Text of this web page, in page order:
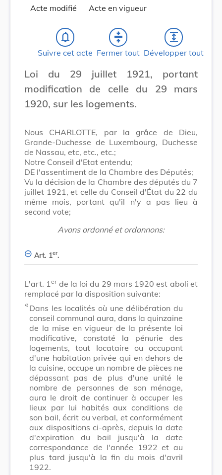
Acte modifié Acte en vigueur
notifications_none
Suivre cet acte
compress
Fermer tout
expand
Développer tout
Loi du 29 juillet 1921, portant
modification de celle du 29 mars
1920, sur les logements.
Nous CHARLOTTE, par la grâce de Dieu,
Grande-Duchesse de Luxembourg, Duchesse
de Nassau, etc, etc., etc.;
Notre Conseil d'Etat entendu;
DE l'assentiment de la Chambre des Députés;
Vu la décision de la Chambre des députés du 7
juillet 1921, et celle du Conseil d'État du 22 du
même mois, portant qu'il n'y a pas lieu à
second vote;
Avons ordonné et ordonnons:
Art. 1er.
L'art. 1erde la loi du 29 mars 1920 est aboli et
remplacé par la disposition suivante:
​ «Dans les localités où une délibération du
conseil communal aura, dans la quinzaine
de la mise en vigueur de la présente loi
modificative, constaté la pénurie des
logements, tout Iocataire ou occupant
d'une habitation privée qui en dehors de
la cuisine, occupe un nombre de pièces ne
dépassant pas de plus d'une unité le
nombre de personnes de son ménage,
aura le droit de continuer à occuper les
lieux par lui habités aux conditions de
son bail, écrit ou verbal, et conformément
aux dispositions ci-après, depuis la date
d'expiration du bail jusqu'à la date
correspondance de l'année 1922 et au
plus tard jusqu'à la fin du mois d'avril
1922.